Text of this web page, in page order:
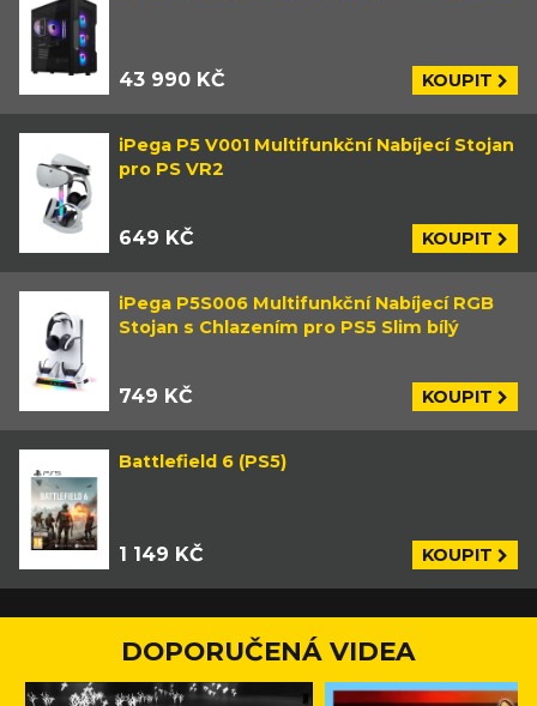
43 990 KČ KOUPIT
iPega P5 V001 Multifunkční Nabíjecí Stojan
pro PS VR2
649 KČ KOUPIT
iPega P5S006 Multifunkční Nabíjecí RGB
Stojan s Chlazením pro PS5 Slim bílý
749 KČ KOUPIT
Battlefield 6 (PS5)
1 149 KČ KOUPIT
DOPORUČENÁ VIDEA